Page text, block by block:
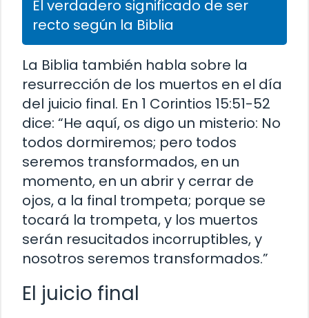
El verdadero significado de ser
recto según la Biblia
La Biblia también habla sobre la
resurrección de los muertos en el día
del juicio final. En 1 Corintios 15:51-52
dice: “He aquí, os digo un misterio: No
todos dormiremos; pero todos
seremos transformados, en un
momento, en un abrir y cerrar de
ojos, a la final trompeta; porque se
tocará la trompeta, y los muertos
serán resucitados incorruptibles, y
nosotros seremos transformados.”
El juicio final